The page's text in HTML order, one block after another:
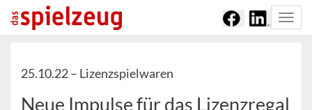
25.10.22 – Lizenzspielwaren
Neue Impulse für das Lizenzregal